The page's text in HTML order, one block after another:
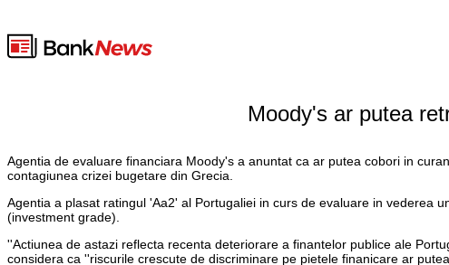
Moody's ar putea
Agentia de evaluare financiara Moody's a anuntat ca ar putea cobori in
contagiunea crizei bugetare din Grecia.
Agentia a plasat ratingul 'Aa2' al Portugaliei in curs de evaluare in vederea
(investment grade).
''Actiunea de astazi reflecta recenta deteriorare a finantelor publice ale
considera ca ''riscurile crescute de discriminare pe pietele finanicare ar